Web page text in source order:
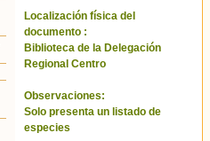
Localización física del
documento :
Biblioteca de la Delegación
Regional Centro
Observaciones:
Solo presenta un listado de
especies